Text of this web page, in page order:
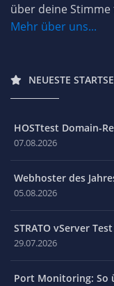
über deine Stimme
Mehr über uns...
NEUESTE
HOSTtest Domain-
07.08.2026
Webhoster des
05.08.2026
STRATO vServer
29.07.2026
Port Monitoring: So